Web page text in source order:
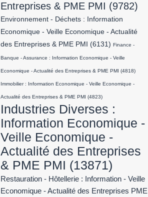
Entreprises & PME PMI (9782)
Environnement - Déchets : Information
Economique - Veille Economique - Actualité
des Entreprises & PME PMI
(6131) Finance -
Banque - Assurance : Information Economique - Veille
Economique - Actualité des Entreprises & PME PMI (4818)
Immobilier : Information Economique - Veille Economique -
Actualité des Entreprises & PME PMI (4823)
Industries Diverses :
Information Economique -
Veille Economique -
Actualité des Entreprises
& PME PMI (13871)
Restauration - Hôtellerie : Information - Veille
Economique - Actualité des Entreprises PME